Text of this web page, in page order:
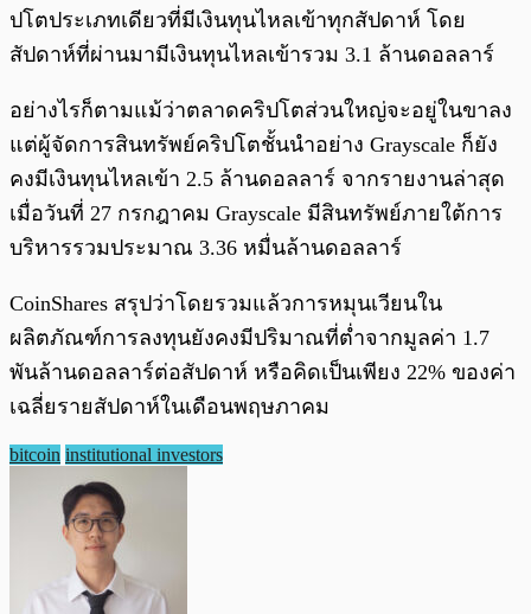
ปโตประเภทเดียวที่มีเงินทุนไหลเข้าทุกสัปดาห์ โดย
สัปดาห์ที่ผ่านมามีเงินทุนไหลเข้ารวม 3.1 ล้านดอลลาร์
อย่างไรก็ตามแม้ว่าตลาดคริปโตส่วนใหญ่จะอยู่ในขาลง
แต่ผู้จัดการสินทรัพย์คริปโตชั้นนำอย่าง Grayscale ก็ยัง
คงมีเงินทุนไหลเข้า 2.5 ล้านดอลลาร์ จากรายงานล่าสุด
เมื่อวันที่ 27 กรกฎาคม Grayscale มีสินทรัพย์ภายใต้การ
บริหารรวมประมาณ 3.36 หมื่นล้านดอลลาร์
CoinShares สรุปว่าโดยรวมแล้วการหมุนเวียนใน
ผลิตภัณฑ์การลงทุนยังคงมีปริมาณที่ต่ำจากมูลค่า 1.7
พันล้านดอลลาร์ต่อสัปดาห์ หรือคิดเป็นเพียง 22% ของค่า
เฉลี่ยรายสัปดาห์ในเดือนพฤษภาคม
bitcoin institutional investors